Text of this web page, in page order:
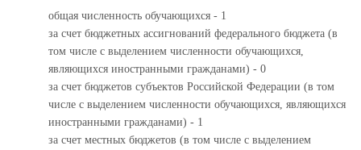
общая численность обучающихся - 1
за счет бюджетных ассигнований федерального бюджета (в
том числе с выделением численности обучающихся,
являющихся иностранными гражданами) - 0
за счет бюджетов субъектов Российской Федерации (в том
числе с выделением численности обучающихся, являющихся
иностранными гражданами) - 1
за счет местных бюджетов (в том числе с выделением